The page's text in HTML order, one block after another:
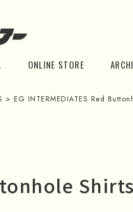
ONLINE STORE
> EG INTERMEDIATES Red
Shirts